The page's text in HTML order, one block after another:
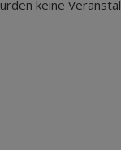
keine